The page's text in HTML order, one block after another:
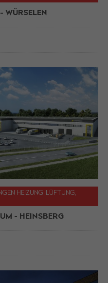
WÜRSELEN
HEIZUNG, LÜFTUNG,
- HEINSBERG